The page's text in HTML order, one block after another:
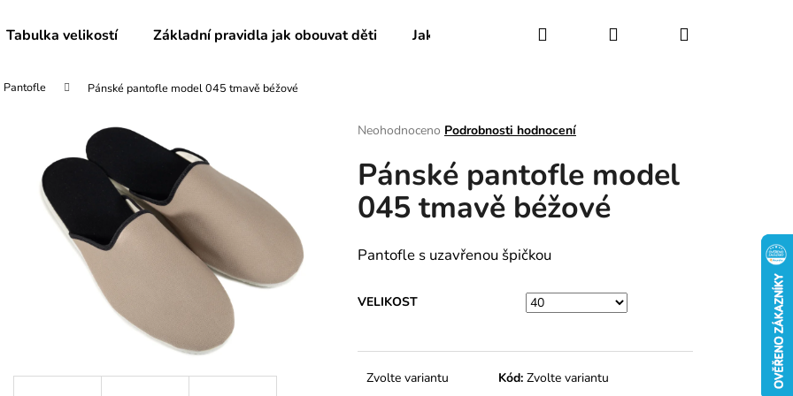
Tabulka velikostí Základní pravidla jak obouvat děti Jak udržovat obuv Certifikáty Kontakty
Hledat PřihlášeníNákupní
Pantofle Pánské pantofle model 045 tmavě béžové
Průměrné
produktu
je
0,0
z
hvězdiček.
Neohodnoceno Podrobnosti hodnocení
Pánské pantofle model
045 tmavě béžové
Pantofle s uzavřenou špičkou
VELIKOST
Zvolte variantu Kód: Zvolte variantu
Co potřebujete najít?
Doporučujeme
DÁMSKÉ BAČKORY MODEL 082
DĚTSKÉ BAČKORY MODEL 030